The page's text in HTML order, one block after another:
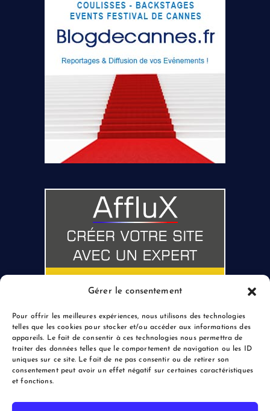
Gérer le consentement
Pour offrir les meilleures expériences, nous utilisons des technologies
telles que les cookies pour stocker et/ou accéder aux informations des
appareils. Le fait de consentir à ces technologies nous permettra de
traiter des données telles que le comportement de navigation ou les ID
uniques sur ce site. Le fait de ne pas consentir ou de retirer son
consentement peut avoir un effet négatif sur certaines caractéristiques
et fonctions.